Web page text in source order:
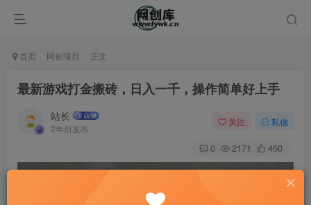
首页 网创项目 正文
最新游戏打金搬砖，日入一千，操作简单好上手
站长
2年前发布
关注 私信
0 2171 450